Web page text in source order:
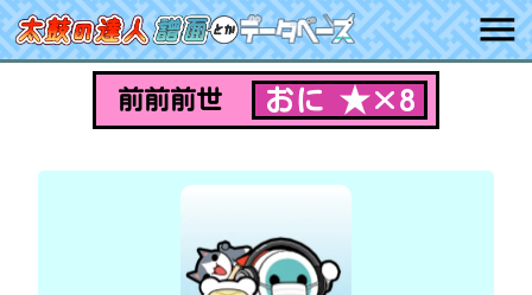
前前前世 おに ★×8